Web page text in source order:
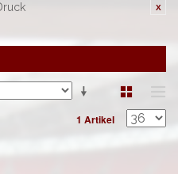
1 Artikel